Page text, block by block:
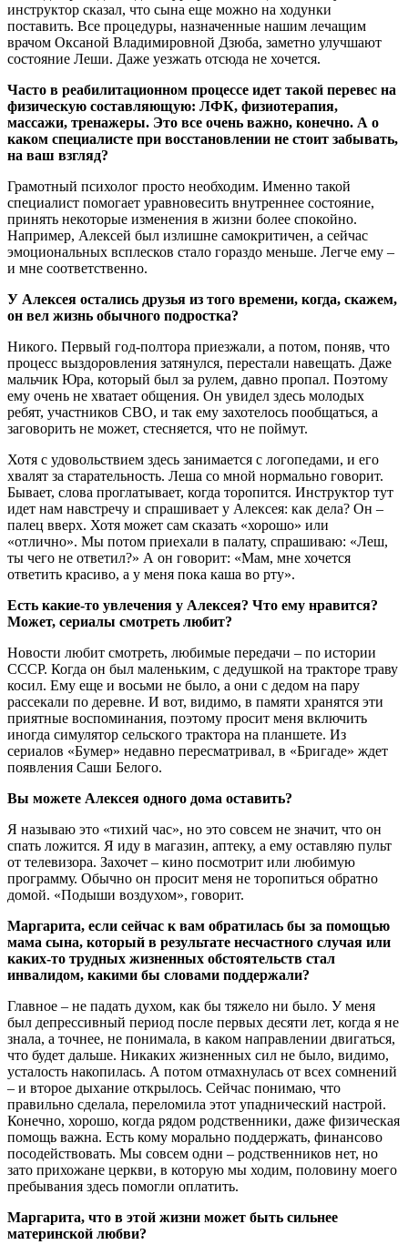
инструктор сказал, что сына еще можно на ходунки
поставить. Все процедуры, назначенные нашим лечащим
врачом Оксаной Владимировной Дзюба, заметно улучшают
состояние Леши. Даже уезжать отсюда не хочется.
Часто в реабилитационном процессе идет такой перевес на
физическую составляющую: ЛФК, физиотерапия,
массажи, тренажеры. Это все очень важно, конечно. А о
каком специалисте при восстановлении не стоит забывать,
на ваш взгляд?
Грамотный психолог просто необходим. Именно такой
специалист помогает уравновесить внутреннее состояние,
принять некоторые изменения в жизни более спокойно.
Например, Алексей был излишне самокритичен, а сейчас
эмоциональных всплесков стало гораздо меньше. Легче ему –
и мне соответственно.
У Алексея остались друзья из того времени, когда, скажем,
он вел жизнь обычного подростка?
Никого. Первый год-полтора приезжали, а потом, поняв, что
процесс выздоровления затянулся, перестали навещать. Даже
мальчик Юра, который был за рулем, давно пропал. Поэтому
ему очень не хватает общения. Он увидел здесь молодых
ребят, участников СВО, и так ему захотелось пообщаться, а
заговорить не может, стесняется, что не поймут.
Хотя с удовольствием здесь занимается с логопедами, и его
хвалят за старательность. Леша со мной нормально говорит.
Бывает, слова проглатывает, когда торопится. Инструктор тут
идет нам навстречу и спрашивает у Алексея: как дела? Он –
палец вверх. Хотя может сам сказать «хорошо» или
«отлично». Мы потом приехали в палату, спрашиваю: «Леш,
ты чего не ответил?» А он говорит: «Мам, мне хочется
ответить красиво, а у меня пока каша во рту».
Есть какие-то увлечения у Алексея? Что ему нравится?
Может, сериалы смотреть любит?
Новости любит смотреть, любимые передачи – по истории
СССР. Когда он был маленьким, с дедушкой на тракторе траву
косил. Ему еще и восьми не было, а они с дедом на пару
рассекали по деревне. И вот, видимо, в памяти хранятся эти
приятные воспоминания, поэтому просит меня включить
иногда симулятор сельского трактора на планшете. Из
сериалов «Бумер» недавно пересматривал, в «Бригаде» ждет
появления Саши Белого.
Вы можете Алексея одного дома оставить?
Я называю это «тихий час», но это совсем не значит, что он
спать ложится. Я иду в магазин, аптеку, а ему оставляю пульт
от телевизора. Захочет – кино посмотрит или любимую
программу. Обычно он просит меня не торопиться обратно
домой. «Подыши воздухом», говорит.
Маргарита, если сейчас к вам обратилась бы за помощью
мама сына, который в результате несчастного случая или
каких-то трудных жизненных обстоятельств стал
инвалидом, какими бы словами поддержали?
Главное – не падать духом, как бы тяжело ни было. У меня
был депрессивный период после первых десяти лет, когда я не
знала, а точнее, не понимала, в каком направлении двигаться,
что будет дальше. Никаких жизненных сил не было, видимо,
усталость накопилась. А потом отмахнулась от всех сомнений
– и второе дыхание открылось. Сейчас понимаю, что
правильно сделала, переломила этот упаднический настрой.
Конечно, хорошо, когда рядом родственники, даже физическая
помощь важна. Есть кому морально поддержать, финансово
посодействовать. Мы совсем одни – родственников нет, но
зато прихожане церкви, в которую мы ходим, половину моего
пребывания здесь помогли оплатить.
Маргарита, что в этой жизни может быть сильнее
материнской любви?